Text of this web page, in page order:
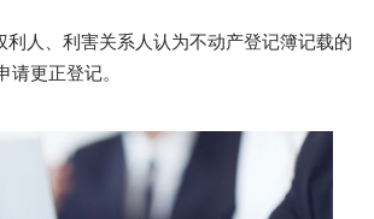
人、利害关系人认为不动产登记簿记载的
请更正登记。